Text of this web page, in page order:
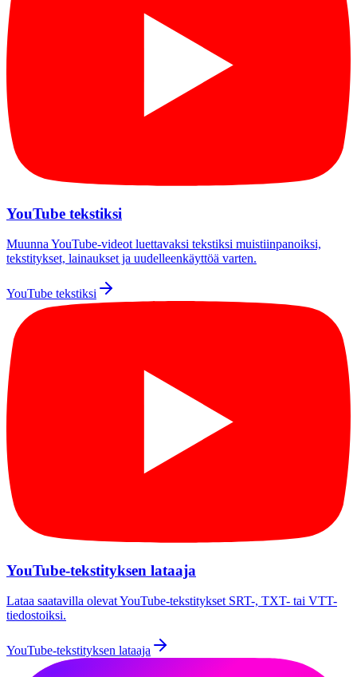
YouTube tekstiksi
Muunna YouTube-videot luettavaksi tekstiksi muistiinpanoiksi,
tekstitykset, lainaukset ja uudelleenkäyttöä varten.
YouTube tekstiksi
YouTube-tekstityksen lataaja
Lataa saatavilla olevat YouTube-tekstitykset SRT-, TXT- tai VTT-
tiedostoiksi.
YouTube-tekstityksen lataaja